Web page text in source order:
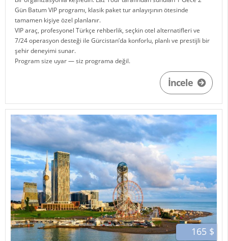
Gün Batum VIP programı, klasik paket tur anlayışının ötesinde
tamamen kişiye özel planlanır.
VIP araç, profesyonel Türkçe rehberlik, seçkin otel alternatifleri ve
7/24 operasyon desteği ileGürcistan’da konforlu, planlı ve prestijli bir
şehir deneyimi sunar.
Program size uyar — siz programa değil.
İncele
165 $